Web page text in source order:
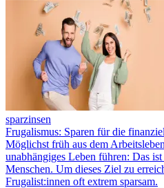
sparzinsen
Frugalismus: Sparen für die
Möglichst früh aus dem
unabhängiges Leben führen: Das
Menschen. Um dieses Ziel zu
Frugalist:innen oft extrem sparsam.